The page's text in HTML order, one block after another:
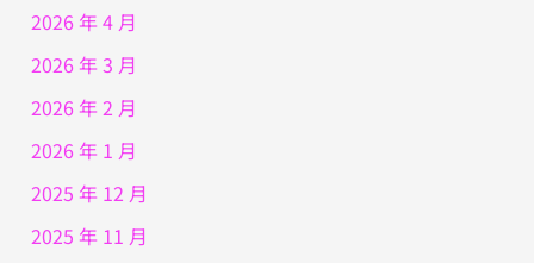
2026 年 4 月
2026 年 3 月
2026 年 2 月
2026 年 1 月
2025 年 12 月
2025 年 11 月